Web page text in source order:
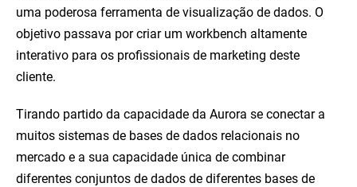
uma poderosa ferramenta de visualização de dados. O
objetivo passava por criar um workbench altamente
interativo para os profissionais de marketing deste
cliente.
Tirando partido da capacidade da Aurora se conectar a
muitos sistemas de bases de dados relacionais no
mercado e a sua capacidade única de combinar
diferentes conjuntos de dados de diferentes bases de